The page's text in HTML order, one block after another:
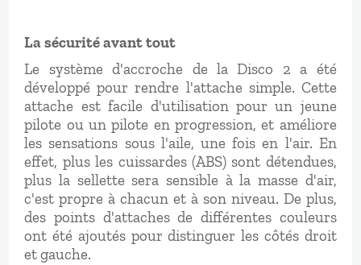
La sécurité avant tout
Le système d'accroche de la Disco 2 a été
développé pour rendre l'attache simple. Cette
attache est facile d'utilisation pour un jeune
pilote ou un pilote en progression, et améliore
les sensations sous l'aile, une fois en l'air. En
effet, plus les cuissardes (ABS) sont détendues,
plus la sellette sera sensible à la masse d'air,
c'est propre à chacun et à son niveau. De plus,
des points d'attaches de différentes couleurs
ont été ajoutés pour distinguer les côtés droit
et gauche.